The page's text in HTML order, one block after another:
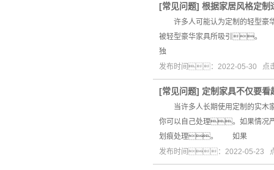
[常见问题] 根据家居风格定制
许多人可能认为定制的轻型豪
被轻型豪华家具所吸引。
独
发布时间：2022-05-30
[常见问题] 定制家具不仅要
当许多人长期使用定制的实木
你可以自己处理。如果情
划痕处理。 如果
发布时间：2022-05-23